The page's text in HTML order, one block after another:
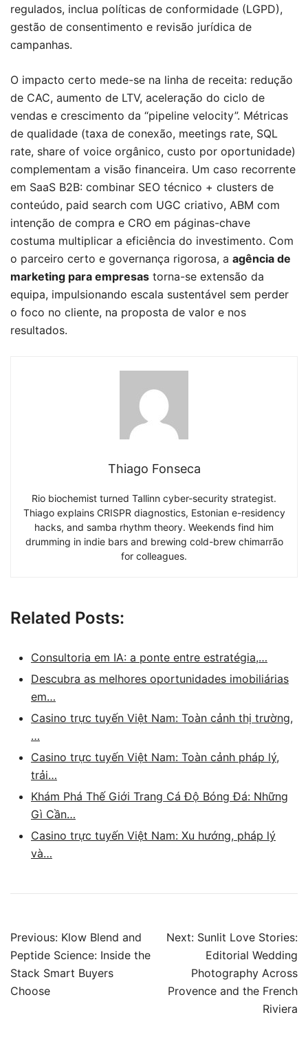
regulados, inclua políticas de conformidade (LGPD),
gestão de consentimento e revisão jurídica de
campanhas.
O impacto certo mede-se na linha de receita: redução
de CAC, aumento de LTV, aceleração do ciclo de
vendas e crescimento da “pipeline velocity”. Métricas
de qualidade (taxa de conexão, meetings rate, SQL
rate, share of voice orgânico, custo por oportunidade)
complementam a visão financeira. Um caso recorrente
em SaaS B2B: combinar SEO técnico + clusters de
conteúdo, paid search com UGC criativo, ABM com
intenção de compra e CRO em páginas-chave
costuma multiplicar a eficiência do investimento. Com
o parceiro certo e governança rigorosa, a agência de
marketing para empresas torna-se extensão da
equipa, impulsionando escala sustentável sem perder
o foco no cliente, na proposta de valor e nos
resultados.
Thiago Fonseca
Rio biochemist turned Tallinn cyber-security strategist.
Thiago explains CRISPR diagnostics, Estonian e-residency
hacks, and samba rhythm theory. Weekends find him
drumming in indie bars and brewing cold-brew chimarrão
for colleagues.
Related Posts:
Consultoria em IA: a ponte entre estratégia,…
Descubra as melhores oportunidades imobiliárias
em…
Casino trực tuyến Việt Nam: Toàn cảnh thị trường,
…
Casino trực tuyến Việt Nam: Toàn cảnh pháp lý,
trải…
Khám Phá Thế Giới Trang Cá Độ Bóng Đá: Những
Gì Cần…
Casino trực tuyến Việt Nam: Xu hướng, pháp lý
và…
Post
navigation
Previous: Klow Blend and
Peptide Science: Inside the
Stack Smart Buyers
Choose
Next: Sunlit Love Stories:
Editorial Wedding
Photography Across
Provence and the French
Riviera